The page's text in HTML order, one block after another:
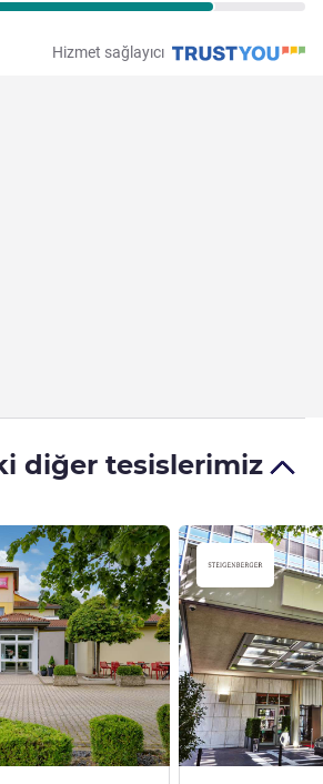
Hizmet sağlayıcı
diğer tesislerimiz